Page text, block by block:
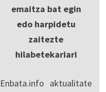
emaitza bat egin
edo harpidetu
zaitezte
hilabetekariari
Enbata.info aktualitate